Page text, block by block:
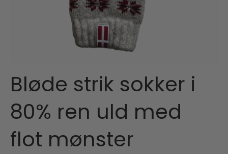
Bløde strik sokker i
80% ren uld med
flot mønster